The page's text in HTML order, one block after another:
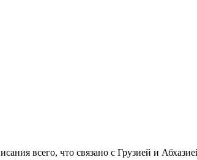
всего, что связано с Грузией и